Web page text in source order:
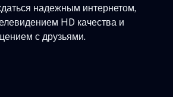
надежным интернетом,
HD качества и
с друзьями.